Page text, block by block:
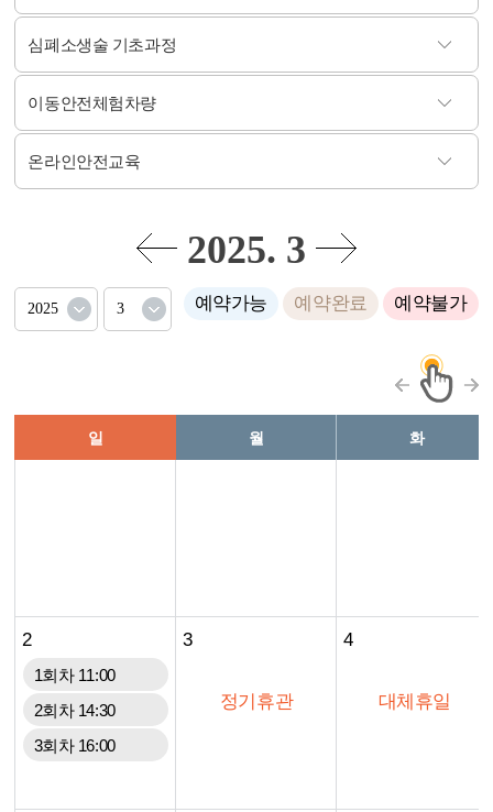
심폐소생술 기초과정
이동안전체험차량
온라인안전교육
2025. 3
예약가능 예약완료 예약불가
일 월 화
2
1회차 11:00
2회차 14:30
3회차 16:00
3
정기휴관
4
대체휴일